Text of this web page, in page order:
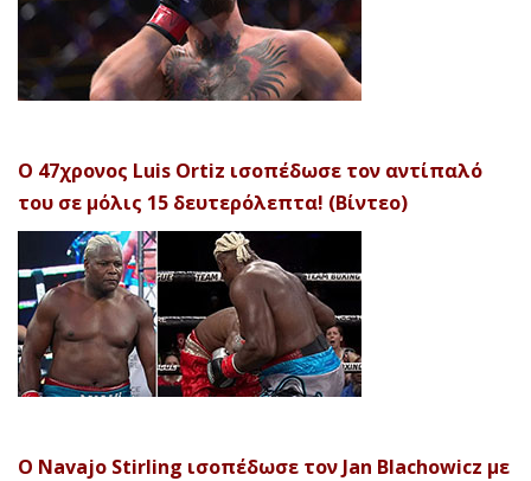
Ο 47χρονος Luis Ortiz ισοπέδωσε τον αντίπαλό
του σε μόλις 15 δευτερόλεπτα! (Βίντεο)
Ο Navajo Stirling ισοπέδωσε τον Jan Blachowicz με